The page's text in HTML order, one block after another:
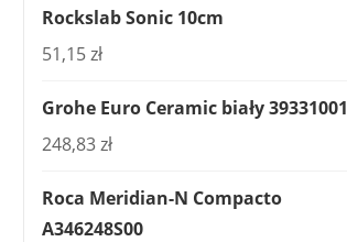
Rockslab Sonic 10cm
51,15zł
Grohe Euro Ceramic biały 39331001
248,83zł
Roca Meridian-N Compacto
A346248S00